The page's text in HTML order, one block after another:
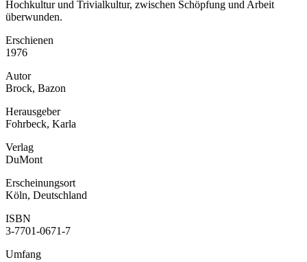
Hochkultur und Trivialkultur, zwischen Schöpfung und Arbeit
überwunden.
Erschienen
1976
Autor
Brock, Bazon
Herausgeber
Fohrbeck, Karla
Verlag
DuMont
Erscheinungsort
Köln, Deutschland
ISBN
3-7701-0671-7
Umfang